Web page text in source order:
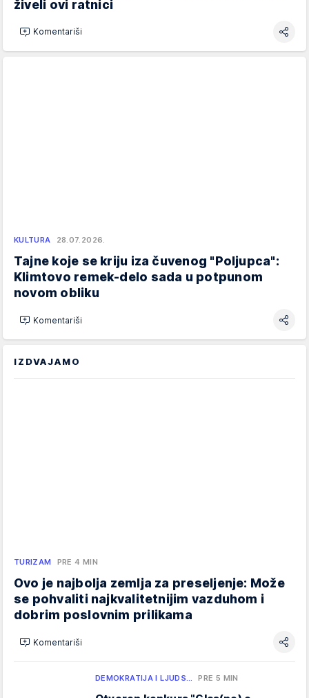
živeli ovi ratnici
Komentariši
KULTURA 28.07.2026.
Tajne koje se kriju iza čuvenog "Poljupca":
Klimtovo remek-delo sada u potpunom
novom obliku
Komentariši
IZDVAJAMO
TURIZAM PRE 4 MIN
Ovo je najbolja zemlja za preseljenje: Može
se pohvaliti najkvalitetnijim vazduhom i
dobrim poslovnim prilikama
Komentariši
DEMOKRATIJA I LJUDS… PRE 5 MIN